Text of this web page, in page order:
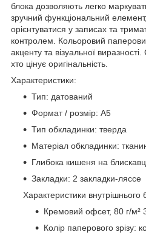
блока дозволяють легко
зручний функціональний
орієнтуватися у записах та
контролем. Кольоровий
акценту та візуальної
хто цінує оригінальність.
Характеристики:
Тип: датований
Формат / розмір: A5
Тип обкладинки: тверда
Матеріал обкладинки:
Глибока кишеня на
Закладки: 2 закладки-ляссе
Характеристики внутрішнього
Кремовий офсет, 80 г/м²
Колір паперового зрізу: